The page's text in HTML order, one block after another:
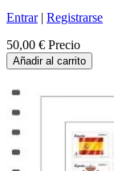
Entrar| Registrarse
50,00 € Precio
Añadir al carrito